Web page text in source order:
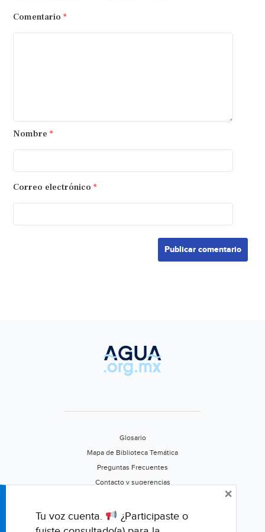
Comentario *
Nombre *
Correo electrónico *
Glosario
Mapa de Biblioteca Temática
Preguntas Frecuentes
Contacto y sugerencias
Califica este portal
Tu voz cuenta.
¿Participaste o
×